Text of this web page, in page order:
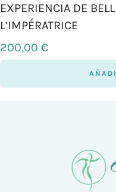
EXPERIENCIA DE
L’IMPÉRATRICE
200,00 €